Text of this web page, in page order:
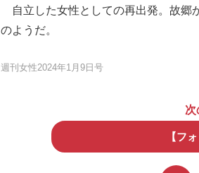
自立した女性としての再出発。故郷
のようだ。
週刊女性2024年1月9日号
次
【フ